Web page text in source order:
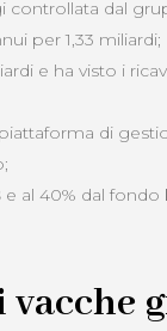
controllata dal
per 1,33 miliardi;
e ha visto i
di
e al 40% dal fondo